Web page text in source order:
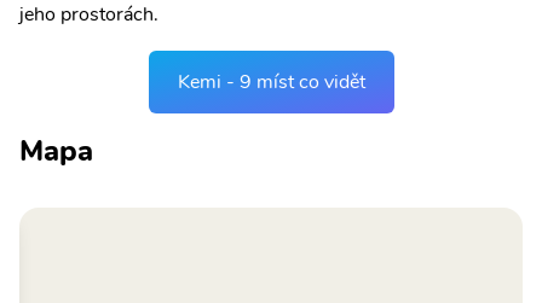
jeho prostorách.
Kemi - 9 míst co vidět
Mapa